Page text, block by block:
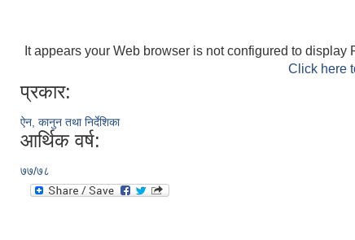
It appears your Web browser is not configured to display
Click here
प्रकार:
ऐन, कानुन तथा निर्देशिका
आर्थिक वर्ष:
७७/७८